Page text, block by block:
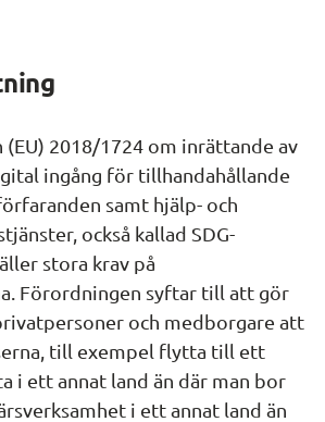
2018/1724 om inrättande av
ingång för tillhandahållande
samt hjälp- och
också kallad SDG-
stora krav på
Förordningen syftar till att gör
och medborgare att
till exempel flytta till ett
i ett annat land än där man bor
i ett annat land än